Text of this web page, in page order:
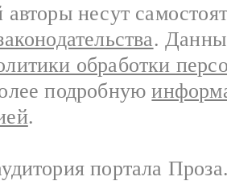
авторы несут
.
обработки
подробную
.
портала